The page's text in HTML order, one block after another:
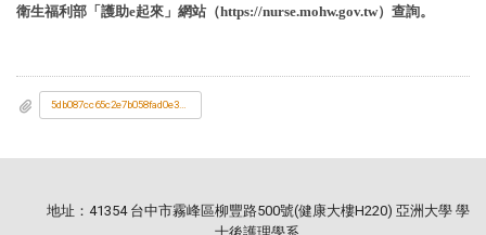
衛生福利部「護助e起來」網站（https://nurse.mohw.gov.tw）查詢。
5db087cc65c2e7b058fad0e30f2bc445_A096M0000Q_1140032937_doc1_1_Attach1.pdf
地址：41354 台中市霧峰區柳豐路500號(健康大樓H220) 亞洲大學 學